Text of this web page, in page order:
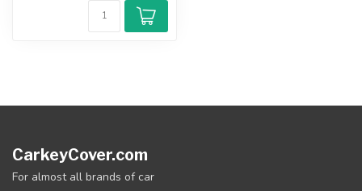
CarkeyCover.com
For almost all brands of car